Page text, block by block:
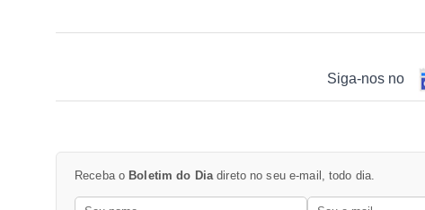
Siga-nos no
Receba o Boletim do Dia direto no seu e-mail, todo dia.